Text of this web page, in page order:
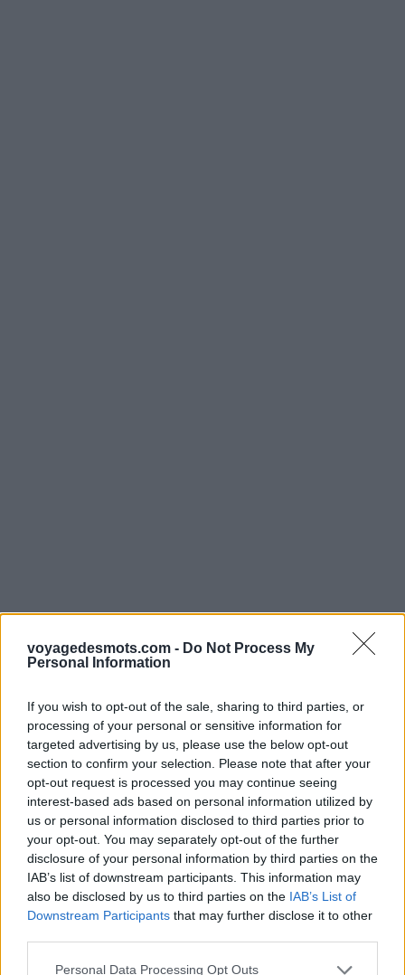
voyagedesmots.com - Do Not Process My
Personal Information
If you wish to opt-out of the sale, sharing to third parties, or
processing of your personal or sensitive information for
targeted advertising by us, please use the below opt-out
section to confirm your selection. Please note that after your
opt-out request is processed you may continue seeing
interest-based ads based on personal information utilized by
us or personal information disclosed to third parties prior to
your opt-out. You may separately opt-out of the further
disclosure of your personal information by third parties on the
IAB’s list of downstream participants. This information may
also be disclosed by us to third parties on the IAB’s List of
Downstream Participants that may further disclose it to other
Personal Data Processing Opt Outs